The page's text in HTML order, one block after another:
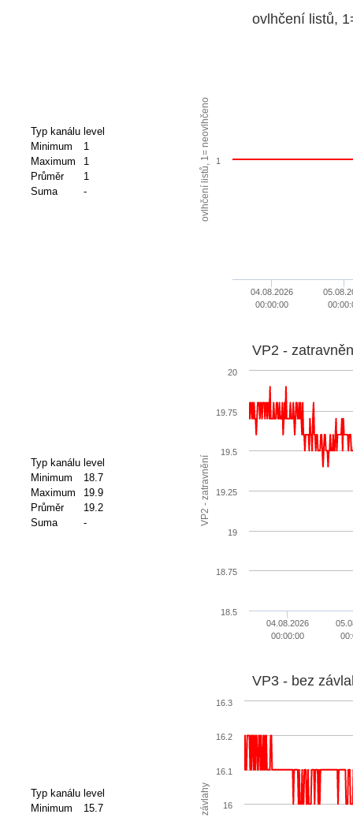
Typ kanálu level
Minimum
1
Maximum
1
Průměr
1
Suma
- ovlhčení listů, 1= neovlhčeno
ovlhčení listů,
04.08.2026
00:00:00
1
Typ kanálu level
Minimum
18.7
Maximum
19.9
Průměr
19.2
Suma
- VP2 - zatravnění
VP2 -
04.08.2026
00:00:00
18.5
18.75
19
19.25
19.5
19.75
20
Typ kanálu level
Minimum
15.7
VP3 - bez
16
16.1
16.2
16.3